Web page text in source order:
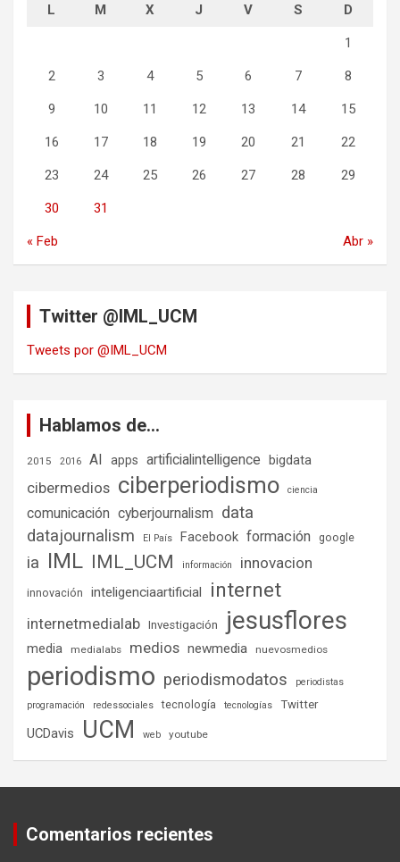
L M X J V S D
1
2 3 4 5 6 7 8
9 10 11 12 13 14 15
16 17 18 19 20 21 22
23 24 25 26 27 28 29
30 31
« Feb Abr »
Twitter @IML_UCM
Tweets por @IML_UCM
Hablamos de…
2015 2016 AI apps artificialintelligence bigdata
cibermedios ciberperiodismo ciencia
comunicación cyberjournalism data
datajournalism El País Facebook formación google
ia IML IML_UCM información innovacion
innovación inteligenciaartificial internet
internetmedialab Investigación jesusflores
media medialabs medios newmedia nuevosmedios
periodismo periodismodatos
periodistas
programación
redessociales tecnología tecnologías Twitter
UCDavis UCM web youtube
Comentarios recientes